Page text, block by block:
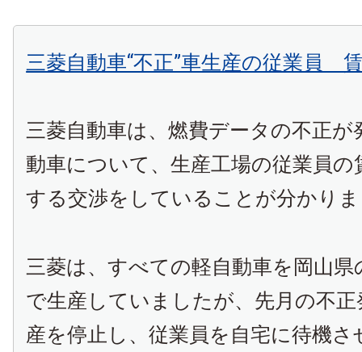
三菱自動車“不正”車生産の従業員
三菱自動車は、燃費データの不正が
動車について、生産工場の従業員
する交渉をしていることが分かり
三菱は、すべての軽自動車を岡山県
で生産していましたが、先月の不正
産を停止し、従業員を自宅に待機